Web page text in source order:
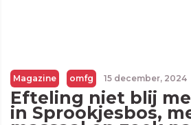
Magazine omfg 15 december, 2024
Efteling niet blij
in Sprookjesbos,